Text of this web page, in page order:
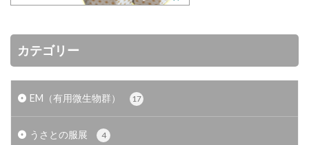
カテゴリー
EM（有用微生物群） 17
うさとの服展 4